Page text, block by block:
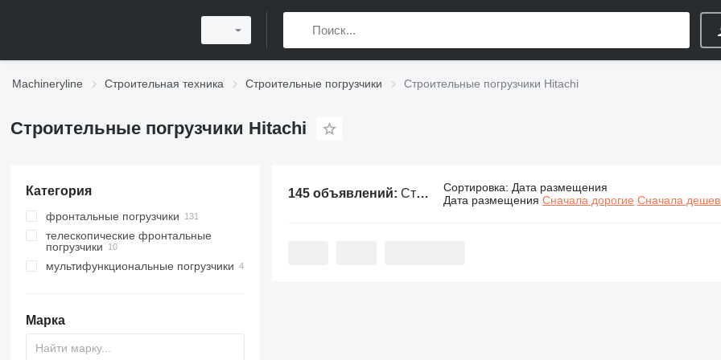
Machineryline Строительная техника Строительные погрузчики Строительные погрузчики Hitachi
Строительные погрузчики Hitachi
Категория
фронтальные погрузчики
телескопические фронтальные
погрузчики
мультифункциональные погрузчики
Марка
145 объявлений: Строительные погрузчики Hitachi Сортировка: Дата размещения
Дата размещения Сначала дорогие Сначала